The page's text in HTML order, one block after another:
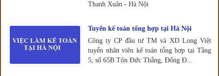
Thanh Xuân - Hà Nội
Tuyển kế toán tổng hợp tại Hà Nội
Công ty CP đầu tư TM và XD Long Việt
tuyển nhân viên kế toán tổng hợp tại Tầng
5, số 65B Tôn Đức Thắng, Đống Đ...